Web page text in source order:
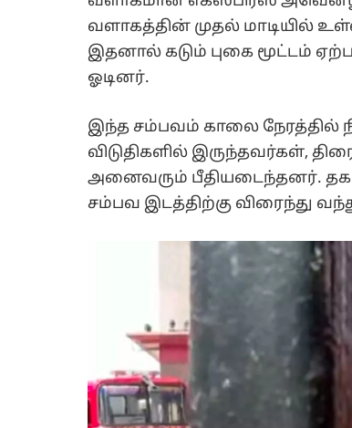
வளாகத்தின் முதல் மாடியில்
இதனால் கடும் புகை மூட்டம்
ஓடினர்.
இந்த சம்பவம் காலை நேரத்தில்
விடுதிகளில் இருந்தவர்கள்,
அனைவரும் பீதியடைந்தனர்.
சம்பவ இடத்திற்கு விரைந்து